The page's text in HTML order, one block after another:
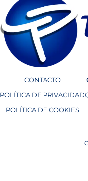
CONTACTO
POLÍTICA DE PRIVACIDAD
POLÍTICA DE COOKIES